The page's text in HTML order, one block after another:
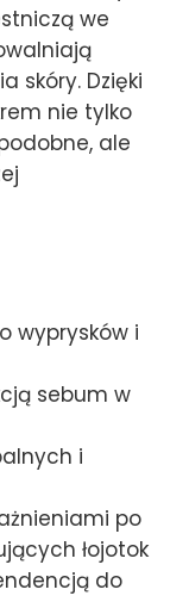
we
skóry. Dzięki
nie tylko
ale
wyprysków i
sebum w
i
po
łojotok
do